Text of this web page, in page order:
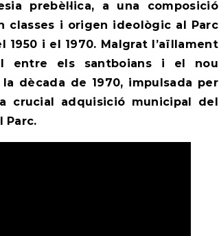
prebèl·lica, a una composició
classes i origen ideològic al Parc
1950 i el 1970. Malgrat l’aïllament
entre els santboians i el nou
dècada de 1970, impulsada per
crucial adquisició municipal del
Parc.